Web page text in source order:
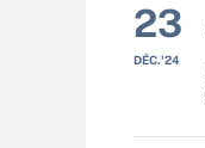
23
DÉC.'24